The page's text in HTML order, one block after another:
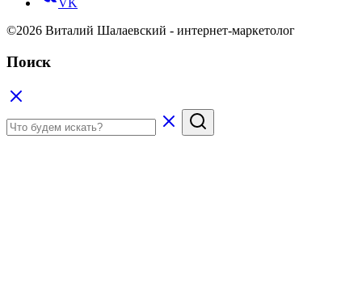
VK
©2026 Виталий Шалаевский - интернет-маркетолог
Поиск